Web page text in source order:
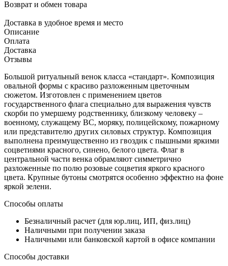
Возврат и обмен товара
Доставка в удобное время и место
Описание
Оплата
Доставка
Отзывы
Большой ритуальный венок класса «стандарт». Композиция
овальной формы с красиво разложенным цветочным
сюжетом. Изготовлен с применением цветов
государственного флага специально для выражения чувств
скорби по умершему родственнику, близкому человеку –
военному, служащему ВС, моряку, полицейскому, пожарному
или представителю других силовых структур. Композиция
выполнена преимущественно из гвоздик с пышными яркими
соцветиями красного, синено, белого цвета. Флаг в
центральной части венка обрамляют симметрично
разложенные по полю розовые соцветия яркого красного
цвета. Крупные бутоны смотрятся особенно эффектно на фоне
яркой зелени.
Способы оплаты
Безналичный расчет (для юр.лиц, ИП, физ.лиц)
Наличными при получении заказа
Наличными или банковской картой в офисе компании
Способы доставки